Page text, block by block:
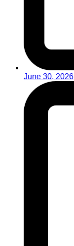
June 30, 2026